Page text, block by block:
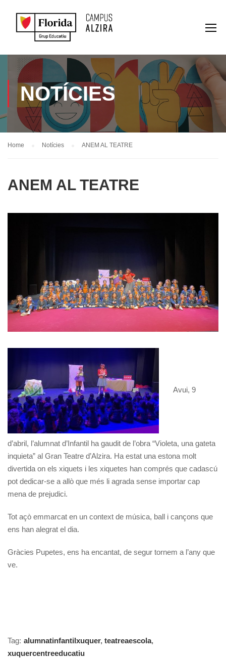
NOTÍCIES
Home Notícies ANEM AL TEATRE
ANEM AL TEATRE
Avui, 9
d’abril, l’alumnat d’Infantil ha gaudit de l’obra “Violeta, una gateta
inquieta” al Gran Teatre d’Alzira. Ha estat una estona molt
divertida on els xiquets i les xiquetes han comprés que cadascú
pot dedicar-se a allò que més li agrada sense importar cap
mena de prejudici.
Tot açò emmarcat en un context de música, ball i cançons que
ens han alegrat el dia.
Gràcies Pupetes, ens ha encantat, de segur tornem a l’any que
ve.
Tag: alumnatinfantilxuquer, teatreaescola,
xuquercentreeducatiu